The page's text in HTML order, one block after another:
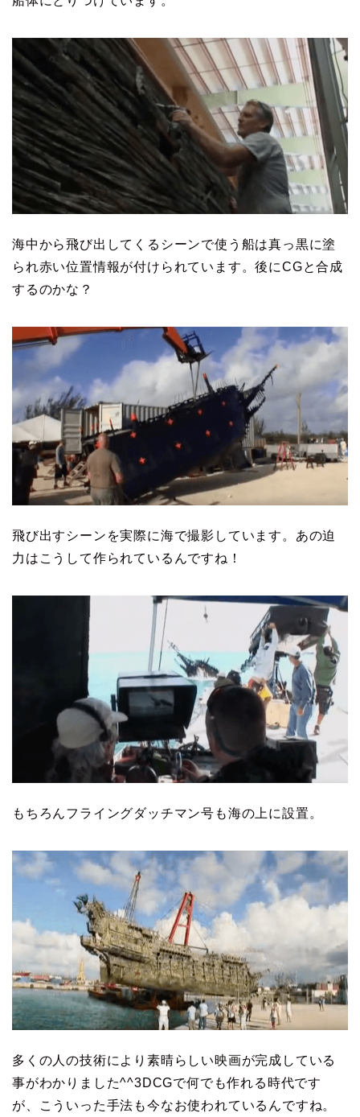
海中から飛び出してくるシーンで使う船は真っ黒に塗
られ赤い位置情報が付けられています。後にCGと合成
するのかな？
飛び出すシーンを実際に海で撮影しています。あの迫
力はこうして作られているんですね！
もちろんフライングダッチマン号も海の上に設置。
多くの人の技術により素晴らしい映画が完成している
事がわかりました^^3DCGで何でも作れる時代です
が、こういった手法も今なお使われているんですね。